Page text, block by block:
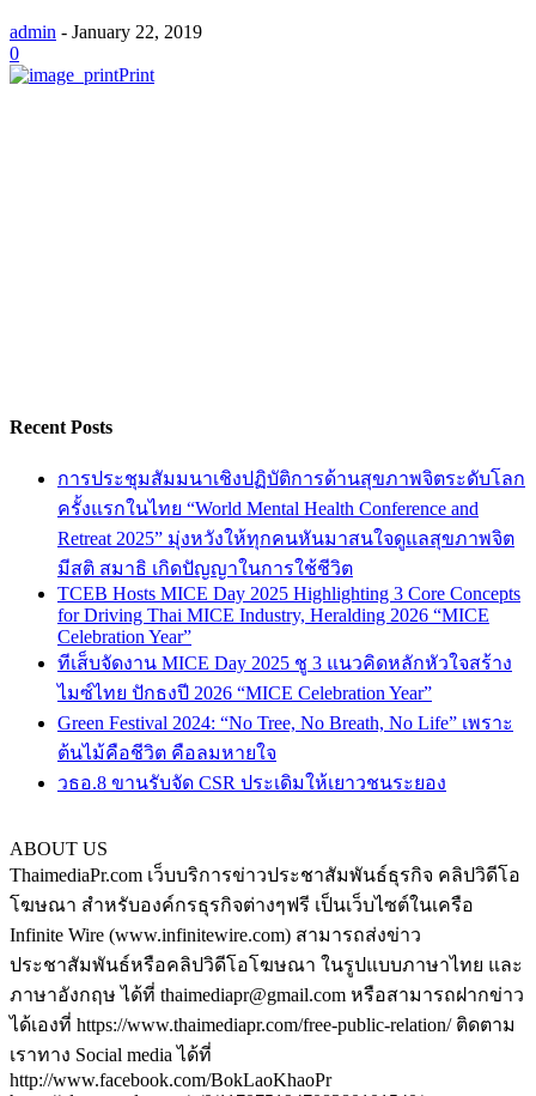
admin - January 22, 2019
0
Print
Recent Posts
การประชุมสัมมนาเชิงปฏิบัติการด้านสุขภาพจิตระดับโลก
ครั้งแรกในไทย “World Mental Health Conference and
Retreat 2025” มุ่งหวังให้ทุกคนหันมาสนใจดูแลสุขภาพจิต
มีสติ สมาธิ เกิดปัญญาในการใช้ชีวิต
TCEB Hosts MICE Day 2025 Highlighting 3 Core Concepts
for Driving Thai MICE Industry, Heralding 2026 “MICE
Celebration Year”
ทีเส็บจัดงาน MICE Day 2025 ชู 3 แนวคิดหลักหัวใจสร้าง
ไมซ์ไทย ปักธงปี 2026 “MICE Celebration Year”
Green Festival 2024: “No Tree, No Breath, No Life” เพราะ
ต้นไม้คือชีวิต คือลมหายใจ
วธอ.8 ขานรับจัด CSR ประเดิมให้เยาวชนระยอง
ABOUT US
ThaimediaPr.com เว็บบริการข่าวประชาสัมพันธ์ธุรกิจ คลิปวิดีโอ
โฆษณา สำหรับองค์กรธุรกิจต่างๆฟรี เป็นเว็บไซต์ในเครือ
Infinite Wire (www.infinitewire.com) สามารถส่งข่าว
ประชาสัมพันธ์หรือคลิปวิดีโอโฆษณา ในรูปแบบภาษาไทย และ
ภาษาอังกฤษ ได้ที่ thaimediapr@gmail.com หรือสามารถฝากข่าว
ได้เองที่ https://www.thaimediapr.com/free-public-relation/ ติดตาม
เราทาง Social media ได้ที่
http://www.facebook.com/BokLaoKhaoPr